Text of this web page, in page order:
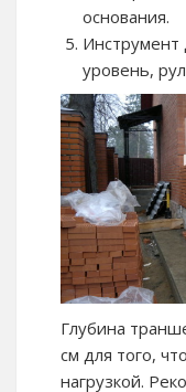
основания.
Инструмент
уровень,
Глубина
см для того,
нагрузкой.